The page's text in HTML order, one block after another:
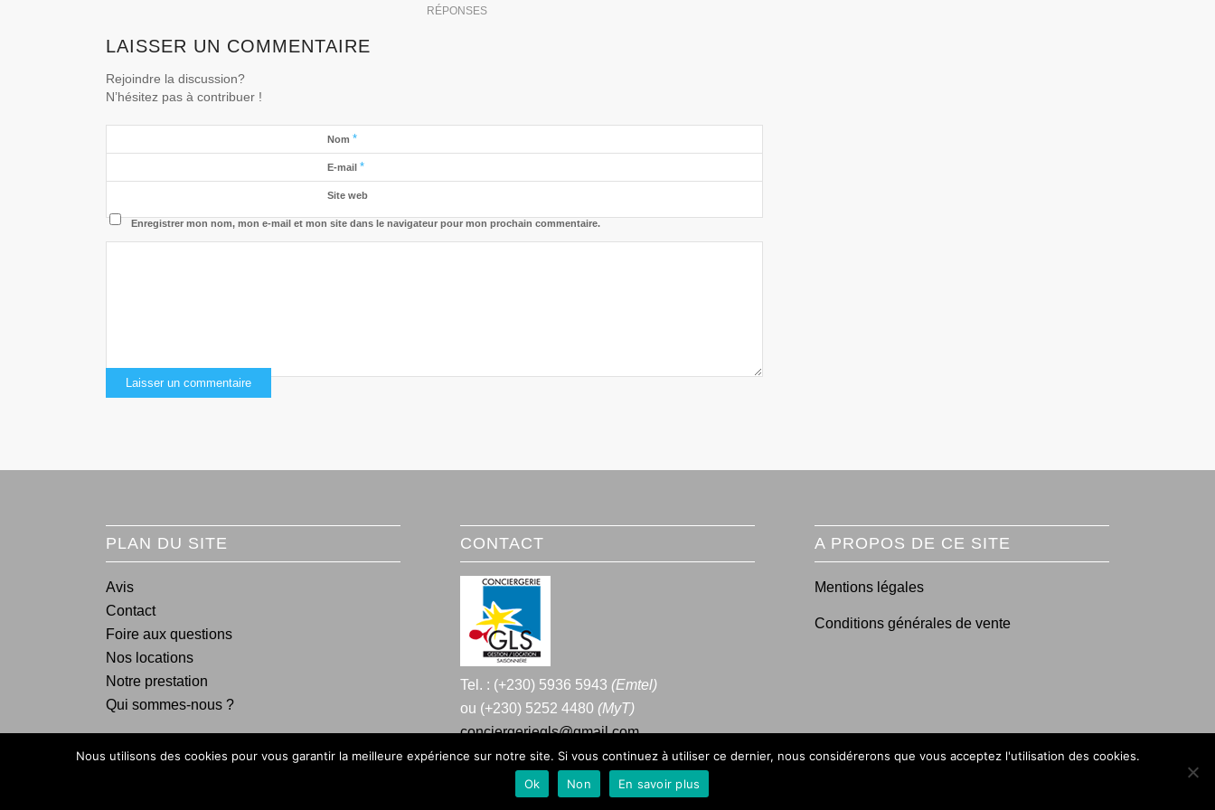
RÉPONSES
LAISSER UN COMMENTAIRE
Rejoindre la discussion?
N’hésitez pas à contribuer !
Nom*
E-mail*
Site web
Enregistrer mon nom, mon e-mail et mon site dans le navigateur pour mon prochain commentaire.
PLAN DU SITE
Avis
Contact
Foire aux questions
Nos locations
Notre prestation
Qui sommes-nous ?
CONTACT
Tel. : (+230) 5936 5943 (Emtel)
ou (+230) 5252 4480 (MyT)
conciergeriegls@gmail.com
A PROPOS DE CE SITE
Mentions légales
Conditions générales de vente
Nous utilisons des cookies pour vous garantir la meilleure expérience sur notre site. Si vous continuez à utiliser ce dernier, nous considérerons que vous acceptez l'utilisation des cookies.
Ok
Non En savoir plus